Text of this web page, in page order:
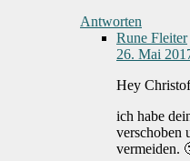
Antworten
Rune Fleiter
26. Mai
Hey
ich habe
verschoben
vermeiden.